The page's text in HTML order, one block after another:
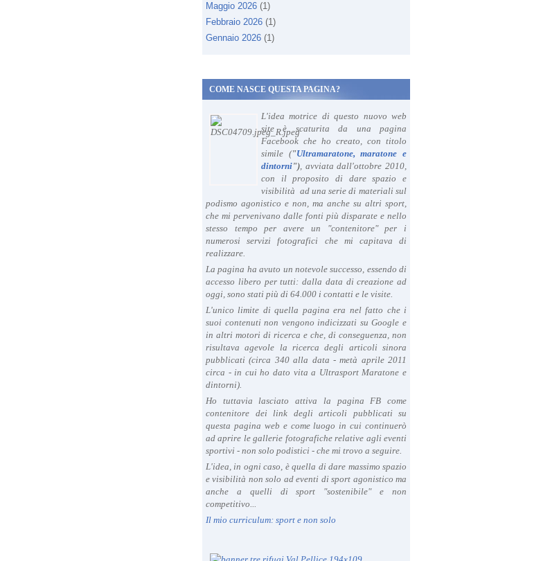
Maggio 2026 (1)
Febbraio 2026 (1)
Gennaio 2026 (1)
COME NASCE QUESTA PAGINA?
L'idea motrice di questo nuovo web
site è scaturita da una pagina
Facebook che ho creato, con titolo
simile ("Ultramaratone, maratone e
dintorni"), avviata dall'ottobre 2010,
con il proposito di dare spazio e
visibilità ad una serie di materiali sul
podismo agonistico e non, ma anche su altri sport,
che mi pervenivano dalle fonti più disparate e nello
stesso tempo per avere un "contenitore" per i
numerosi servizi fotografici che mi capitava di
realizzare.
La pagina ha avuto un notevole successo, essendo di
accesso libero per tutti: dalla data di creazione ad
oggi, sono stati più di 64.000 i contatti e le visite.
L'unico limite di quella pagina era nel fatto che i
suoi contenuti non vengono indicizzati su Google e
in altri motori di ricerca e che, di conseguenza, non
risultava agevole la ricerca degli articoli sinora
pubblicati (circa 340 alla data - metà aprile 2011
circa - in cui ho dato vita a Ultrasport Maratone e
dintorni).
Ho tuttavia lasciato attiva la pagina FB come
contenitore dei link degli articoli pubblicati su
questa pagina web e come luogo in cui continuerò
ad aprire le gallerie fotografiche relative agli eventi
sportivi - non solo podistici - che mi trovo a seguire.
L'idea, in ogni caso, è quella di dare massimo spazio
e visibilità non solo ad eventi di sport agonistico ma
anche a quelli di sport "sostenibile" e non
competitivo...
Il mio curriculum: sport e non solo